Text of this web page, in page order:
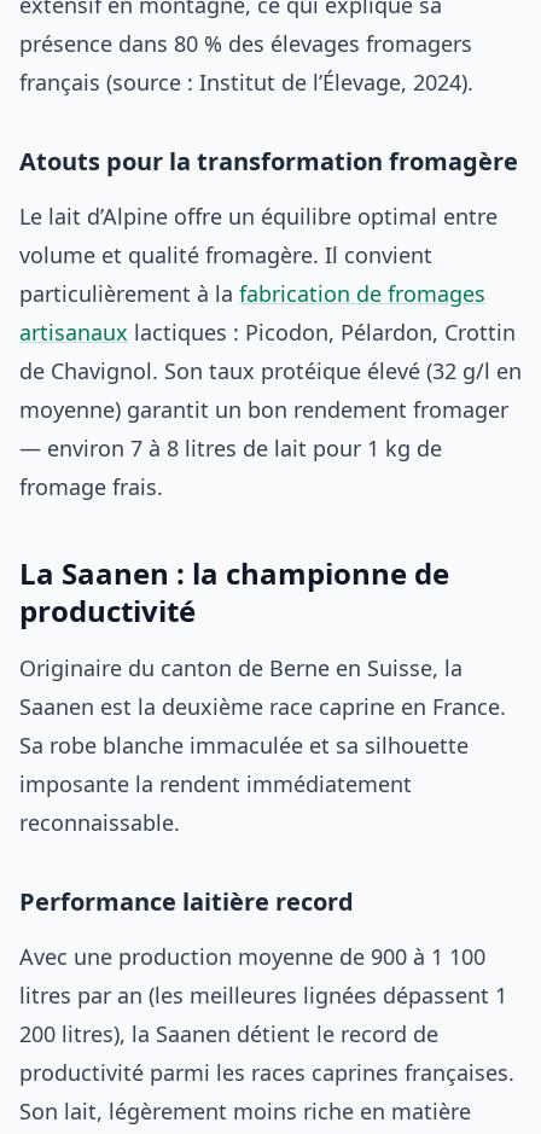
présence dans 80 % des élevages fromagers
français (source : Institut de l’Élevage, 2024).
Atouts pour la transformation fromagère
Le lait d’Alpine offre un équilibre optimal entre
volume et qualité fromagère. Il convient
particulièrement à la fabrication de fromages
artisanaux lactiques : Picodon, Pélardon, Crottin
de Chavignol. Son taux protéique élevé (32 g/l en
moyenne) garantit un bon rendement fromager
— environ 7 à 8 litres de lait pour 1 kg de
fromage frais.
La Saanen : la championne de
productivité
Originaire du canton de Berne en Suisse, la
Saanen est la deuxième race caprine en France.
Sa robe blanche immaculée et sa silhouette
imposante la rendent immédiatement
reconnaissable.
Performance laitière record
Avec une production moyenne de 900 à 1 100
litres par an (les meilleures lignées dépassent 1
200 litres), la Saanen détient le record de
productivité parmi les races caprines françaises.
Son lait, légèrement moins riche en matière